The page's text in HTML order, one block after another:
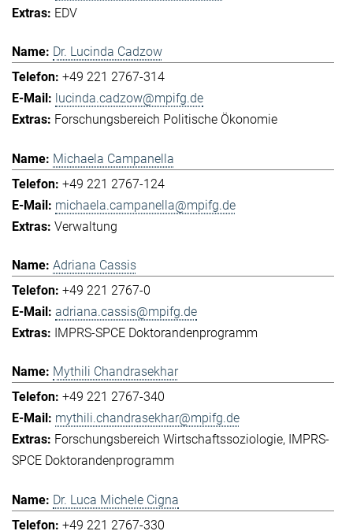
EDV
Dr. Lucinda Cadzow
+49 221 2767-314
lucinda.cadzow@mpifg.de
Forschungsbereich Politische Ökonomie
Michaela Campanella
+49 221 2767-124
michaela.campanella@mpifg.de
Verwaltung
Adriana Cassis
+49 221 2767-0
adriana.cassis@mpifg.de
IMPRS-SPCE Doktorandenprogramm
Mythili Chandrasekhar
+49 221 2767-340
mythili.chandrasekhar@mpifg.de
Forschungsbereich Wirtschaftssoziologie
IMPRS-
SPCE Doktorandenprogramm
Dr. Luca Michele Cigna
+49 221 2767-330